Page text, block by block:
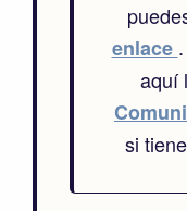
enlace
aquí
si